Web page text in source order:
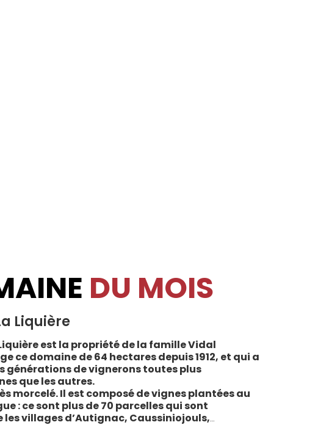
DU MOIS
Liquière
est la propriété de la famille Vidal
ce domaine de 64 hectares depuis 1912, et qui a
générations de vignerons toutes plus
que les autres.
morcelé. Il est composé de vignes plantées au
: ce sont plus de 70 parcelles qui sont
les villages d’Autignac, Caussiniojouls,
au nord de l’aire de l’Appellation. La grande